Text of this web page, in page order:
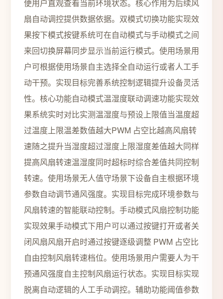
便用户直观查看当前环境状态。核心作用为后续风
扇自动调控提供数据依据。双模式切换功能实现效
果按下模式按键系统可在自动模式与手动模式之间
来回切换屏幕同步显示当前运行模式。使用场景用
户可根据使用场景自主选择全自动运行或者人工手
动干预。实现目标完善系统控制逻辑提升设备灵活
性。核心功能自动模式温湿度联动调速功能实现效
果系统实时对比实测温湿度与预设上限值当温度超
过温度上限温差数值越大PWM 占空比越高风扇转
速随之提升当湿度超过湿度上限湿度差值越大同样
提高风扇转速温湿度同时超标时综合差值共同控制
转速。使用场景无人值守场景下设备自主根据环境
参数自动调节通风强度。实现目标完成环境参数与
风扇转速的智能联动控制。手动模式风扇控制功能
实现效果手动模式下用户可以通过按键打开或者关
闭风扇风扇开启时通过按键逐级调整 PWM 占空比
自由控制风扇转速档位。使用场景用户需要人为干
预通风强度自主控制风扇运行状态。实现目标实现
脱离自动逻辑的人工手动调控。辅助功能阈值参数